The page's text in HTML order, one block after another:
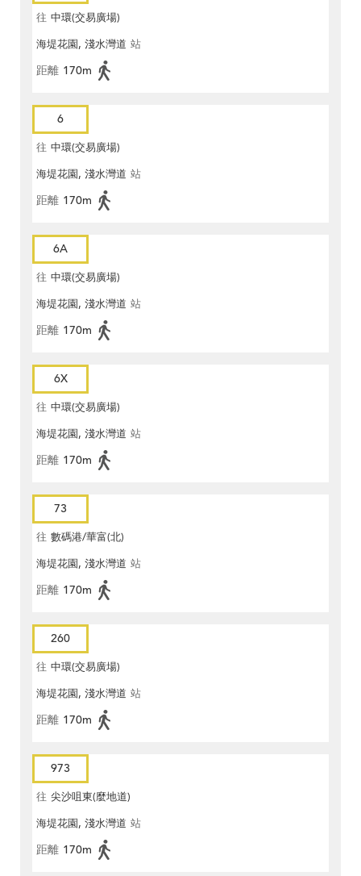
往 中環(交易廣場)
海堤花園, 淺水灣道 站
距離 170m
6
往 中環(交易廣場)
海堤花園, 淺水灣道 站
距離 170m
6A
往 中環(交易廣場)
海堤花園, 淺水灣道 站
距離 170m
6X
往 中環(交易廣場)
海堤花園, 淺水灣道 站
距離 170m
73
往 數碼港/華富(北)
海堤花園, 淺水灣道 站
距離 170m
260
往 中環(交易廣場)
海堤花園, 淺水灣道 站
距離 170m
973
往 尖沙咀東(麼地道)
海堤花園, 淺水灣道 站
距離 170m